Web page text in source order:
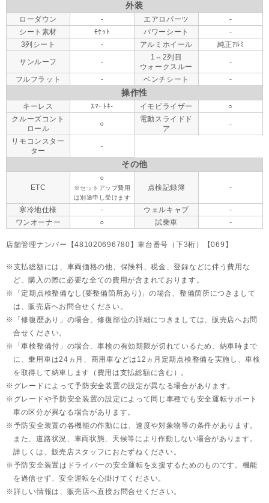
外装
ローダウン - エアロパーツ
-
シート素材
ﾓｹｯﾄ パワーシート
-
3列シート
- アルミホイール 純正ｱﾙﾐ
サンルーフ -
1⇔2列目
ウォークスルー
-
フルフラット - ベンチシート -
操作性
キーレス ｽﾏｰﾄｷ- イモビライザー
○
クルーズコント
ロール
○
電動スライドド
ア
-
リモコンスター
ター
-
その他
ETC
○
※セットアップ費用
は別途申し受けます
点検記録簿 -
寒冷地仕様 - ウェルキャブ
-
ワンオーナー
○ 試乗車 -
店舗管理ナンバー【481020696780】車台番号（下3桁）【069】
支払総額には、車両価格の他、保険料、税金、登録などに伴う費用な
ど、購入の際に必要な全ての費用が含まれております。
「定期点検整備なし(要整備箇所あり)」の場合、整備箇所につきまして
は、販売店へお問合せください。
「修復歴あり」の場合、修復部位の詳細につきましては、販売店へお問
合せください。
「車検整備付」の場合、車検の有効期限が切れているため、納車時まで
に、乗用車は24ヵ月、 商用車などは12ヵ月定期点検整備を実施し、車検
を取得して納車します（費用は支払総額に含む）。
グレードによって予防安全装置の設定が異なる場合があります。
グレードや予防安全装置の設定によって同じ車種でも安全運転サポート
車の区分が異なる場合があります。
予防安全装置の各機能の作動には、速度や対象物等の条件があります。
また、道路状況、車両状態、天候等により作動しない場合があります。
詳しくは、販売店スタッフにおたずねください。
予防安全装置はドライバーの安全運転を支援するためのものです。機能
を過信せず、安全運転を心掛けてください。
詳しい情報は、販売店へ直接お問合せください。